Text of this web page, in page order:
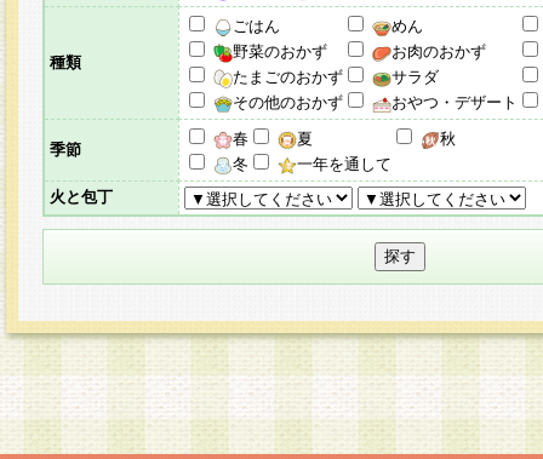
種類
ごはん
めん
野菜のおかず
お肉のおかず
たまごのおかず
サラダ
その他のおかず
おやつ・デザート
季節
春 夏
秋
冬
一年を通して
火と包丁